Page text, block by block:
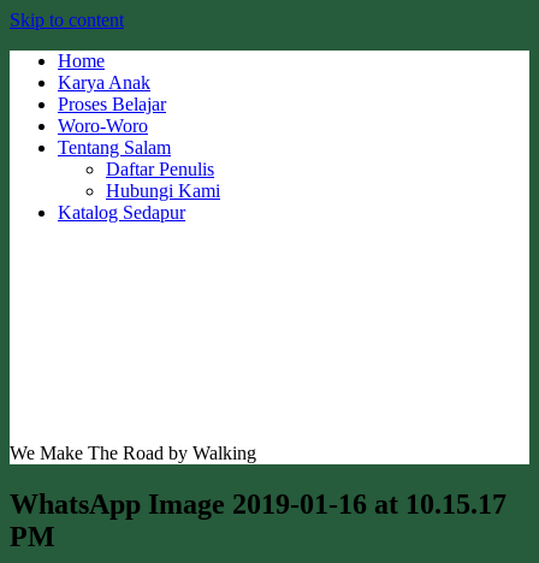
Skip to content
Home
Karya Anak
Proses Belajar
Woro-Woro
Tentang Salam
Daftar Penulis
Hubungi Kami
Katalog Sedapur
We Make The Road by Walking
WhatsApp Image 2019-01-16 at 10.15.17
PM